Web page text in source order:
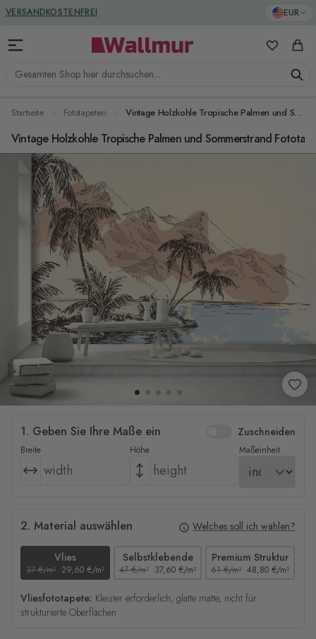
Zum Inhalt springen EUR
Gesamten Shop hier durchsuchen...
Meine
GREENGUARD ZERTIFIZIERT
Startseite Fototapeten Vintage Holzkohle Tropische Palmen und Sommerstrand Fototapete
Vintage Holzkohle Tropische Palmen und Sommerstrand
1. Geben Sie Ihre Maße ein Zuschneiden
Breite Höhe Maßeinheit
2. Material auswählen Welches soll ich wählen?
Vlies
37 €/m² 29,60 €/m²
Selbstklebende
47 €/m² 37,60 €/m²
Premium Struktur
61 €/m² 48,80 €/m²
Vliesfototapete: Kleister erforderlich, glatte matte, nicht für
strukturierte Oberflächen